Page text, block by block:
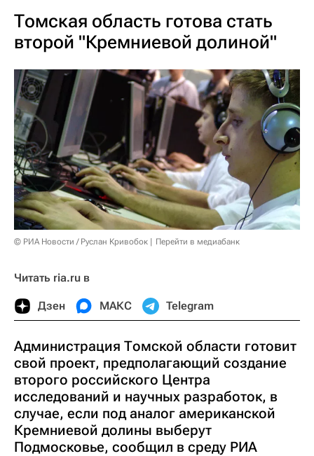
Томская область готова стать
второй "Кремниевой долиной"
© РИА Новости / Руслан Кривобок Перейти в медиабанк
Читать ria.ru в
Дзен МАКС Telegram
Администрация Томской области готовит
свой проект, предполагающий создание
второго российского Центра
исследований и научных разработок, в
случае, если под аналог американской
Кремниевой долины выберут
Подмосковье, сообщил в среду РИА